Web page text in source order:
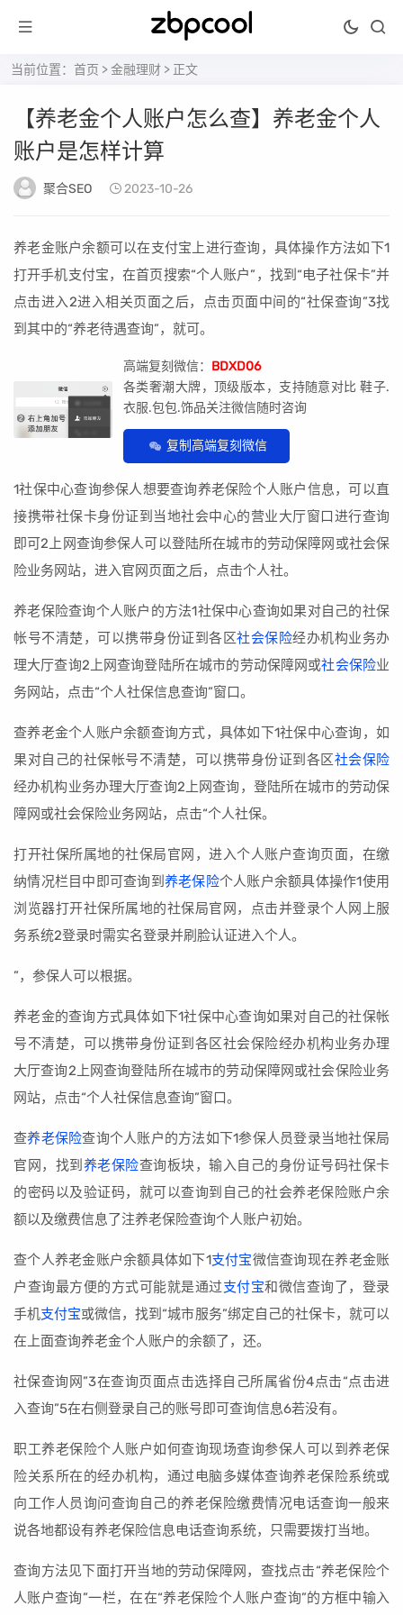
当前位置： 首页 >金融理财 > 正文
【养老金个人账户怎么查】养老金个人
账户是怎样计算
聚合SEO 2023-10-26
养老金账户余额可以在支付宝上进行查询，具体操作方法如下1
打开手机支付宝，在首页搜索“个人账户”，找到“电子社保卡”并
点击进入2进入相关页面之后，点击页面中间的“社保查询”3找
到其中的“养老待遇查询”，就可。
高端复刻微信： BDXD06
各类奢潮大牌，顶级版本，支持随意对比 鞋子.
衣服.包包.饰品关注微信随时咨询
复制高端复刻微信
1社保中心查询参保人想要查询养老保险个人账户信息，可以直
接携带社保卡身份证到当地社会中心的营业大厅窗口进行查询
即可2上网查询参保人可以登陆所在城市的劳动保障网或社会保
险业务网站，进入官网页面之后，点击个人社。
养老保险查询个人账户的方法1社保中心查询如果对自己的社保
帐号不清楚，可以携带身份证到各区社会保险经办机构业务办
理大厅查询2上网查询登陆所在城市的劳动保障网或社会保险业
务网站，点击“个人社保信息查询”窗口。
查养老金个人账户余额查询方式，具体如下1社保中心查询，如
果对自己的社保帐号不清楚，可以携带身份证到各区社会保险
经办机构业务办理大厅查询2上网查询，登陆所在城市的劳动保
障网或社会保险业务网站，点击“个人社保。
打开社保所属地的社保局官网，进入个人账户查询页面，在缴
纳情况栏目中即可查询到 养老保险个人账户余额具体操作1使用
浏览器打开社保所属地的社保局官网，点击并登录个人网上服
务系统2登录时需实名登录并刷脸认证进入个人。
”，参保人可以根据。
养老金的查询方式具体如下1社保中心查询如果对自己的社保帐
号不清楚，可以携带身份证到各区社会保险经办机构业务办理
大厅查询2上网查询登陆所在城市的劳动保障网或社会保险业务
网站，点击“个人社保信息查询”窗口。
查养老保险查询个人账户的方法如下1参保人员登录当地社保局
官网，找到 养老保险查询板块，输入自己的身份证号码社保卡
的密码以及验证码，就可以查询到自己的社会养老保险账户余
额以及缴费信息了注养老保险查询个人账户初始。
查个人养老金账户余额具体如下1支付宝微信查询现在养老金账
户查询最方便的方式可能就是通过支付宝和微信查询了，登录
手机支付宝或微信，找到“城市服务”绑定自己的社保卡，就可以
在上面查询养老金个人账户的余额了，还。
社保查询网”3在查询页面点击选择自己所属省份4点击“点击进
入查询”5在右侧登录自己的账号即可查询信息6若没有。
职工养老保险个人账户如何查询现场查询参保人可以到养老保
险关系所在的经办机构，通过电脑多媒体查询养老保险系统或
向工作人员询问查询自己的养老保险缴费情况电话查询一般来
说各地都设有养老保险信息电话查询系统，只需要拨打当地。
查询方法见下面打开当地的劳动保障网，查找点击“养老保险个
人账户查询”一栏，在在“养老保险个人账户查询”的方框中输入